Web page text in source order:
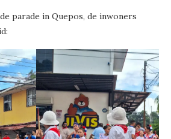
parade in Quepos, de inwoners